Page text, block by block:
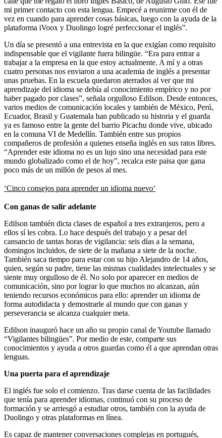
mi primer contacto con esta lengua. Empecé a reunirme con él de
vez en cuando para aprender cosas básicas, luego con la ayuda de la
plataforma iVoox y Duolingo logré perfeccionar el inglés”.
Un día se presentó a una entrevista en la que exigían como requisito
indispensable que el vigilante fuera bilingüe. “Era para entrar a
trabajar a la empresa en la que estoy actualmente. A mí y a otras
cuatro personas nos enviaron a una academia de inglés a presentar
unas pruebas. En la escuela quedaron aterrados al ver que mi
aprendizaje del idioma se debía al conocimiento empírico y no por
haber pagado por clases”, señala orgulloso Edilson. Desde entonces,
varios medios de comunicación locales y también de México, Perú,
Ecuador, Brasil y Guatemala han publicado su historia y el guarda
ya es famoso entre la gente del barrio Picachu donde vive, ubicado
en la comuna VI de Medellín. También entre sus propios
compañeros de profesión a quienes enseña inglés en sus ratos libres.
“Aprender este idioma no es un lujo sino una necesidad para este
mundo globalizado como el de hoy”, recalca este paisa que gana
poco más de un millón de pesos al mes.
‘Cinco consejos para aprender un idioma nuevo‘
Con ganas de salir adelante
Edilson también dicta clases de español a tres extranjeros, pero a
ellos sí les cobra. Lo hace después del trabajo y a pesar del
cansancio de tantas horas de vigilancia: seis días a la semana,
domingos incluidos, de siete de la mañana a siete de la noche.
También saca tiempo para estar con su hijo Alejandro de 14 años,
quien, según su padre, tiene las mismas cualidades intelectuales y se
siente muy orgulloso de él. No solo por aparecer en medios de
comunicación, sino por lograr lo que muchos no alcanzan, aún
teniendo recursos económicos para ello: aprender un idioma de
forma autodidacta y demostrarle al mundo que con ganas y
perseverancia se alcanza cualquier meta.
Edilson inauguró hace un año su propio canal de Youtube llamado
“Vigilantes bilingües”. Por medio de este, comparte sus
conocimientos y ayuda a otros guardas como él a que aprendan otras
lenguas.
Una puerta para el aprendizaje
El inglés fue solo el comienzo. Tras darse cuenta de las facilidades
que tenía para aprender idiomas, continuó con su proceso de
formación y se arriesgó a estudiar otros, también con la ayuda de
Duolingo y otras plataformas en línea.
Es capaz de mantener conversaciones complejas en portugués,